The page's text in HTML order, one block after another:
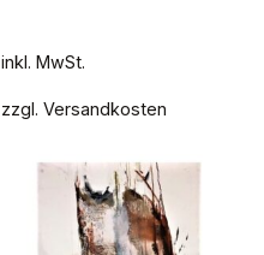
inkl. MwSt.
zzgl. Versandkosten